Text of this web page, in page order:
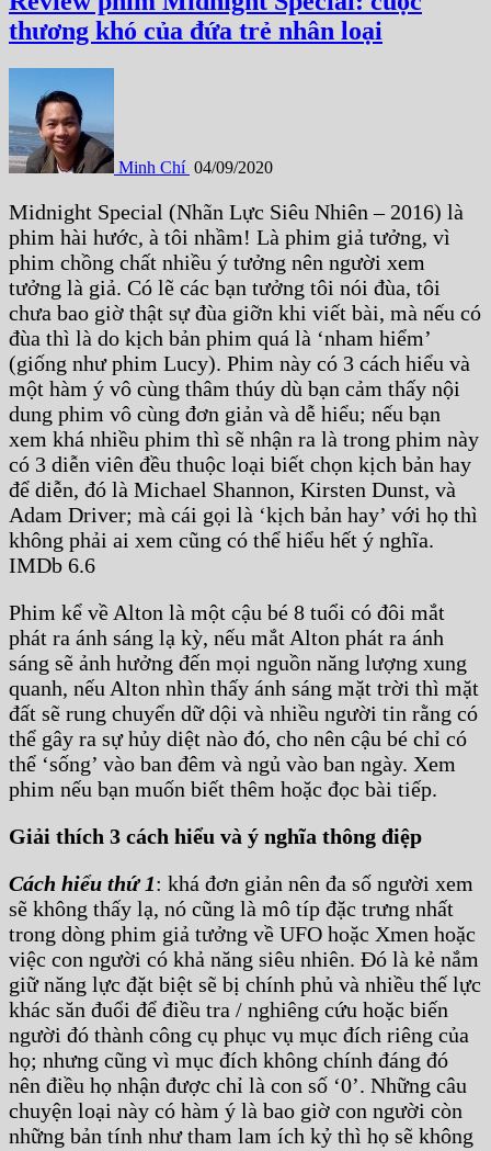
thương khó của đứa trẻ nhân loại
Minh Chí 04/09/2020
Midnight Special (Nhãn Lực Siêu Nhiên – 2016) là
phim hài hước, à tôi nhầm! Là phim giả tưởng, vì
phim chồng chất nhiều ý tưởng nên người xem
tưởng là giả. Có lẽ các bạn tưởng tôi nói đùa, tôi
chưa bao giờ thật sự đùa giỡn khi viết bài, mà nếu có
đùa thì là do kịch bản phim quá là ‘nham hiểm’
(giống như phim Lucy). Phim này có 3 cách hiểu và
một hàm ý vô cùng thâm thúy dù bạn cảm thấy nội
dung phim vô cùng đơn giản và dễ hiểu; nếu bạn
xem khá nhiều phim thì sẽ nhận ra là trong phim này
có 3 diễn viên đều thuộc loại biết chọn kịch bản hay
để diễn, đó là Michael Shannon, Kirsten Dunst, và
Adam Driver; mà cái gọi là ‘kịch bản hay’ với họ thì
không phải ai xem cũng có thể hiểu hết ý nghĩa.
IMDb 6.6
Phim kể về Alton là một cậu bé 8 tuổi có đôi mắt
phát ra ánh sáng lạ kỳ, nếu mắt Alton phát ra ánh
sáng sẽ ảnh hưởng đến mọi nguồn năng lượng xung
quanh, nếu Alton nhìn thấy ánh sáng mặt trời thì mặt
đất sẽ rung chuyển dữ dội và nhiều người tin rằng có
thể gây ra sự hủy diệt nào đó, cho nên cậu bé chỉ có
thể ‘sống’ vào ban đêm và ngủ vào ban ngày. Xem
phim nếu bạn muốn biết thêm hoặc đọc bài tiếp.
Giải thích 3 cách hiểu và ý nghĩa thông điệp
Cách hiểu thứ 1: khá đơn giản nên đa số người xem
sẽ không thấy lạ, nó cũng là mô típ đặc trưng nhất
trong dòng phim giả tưởng về UFO hoặc Xmen hoặc
việc con người có khả năng siêu nhiên. Đó là kẻ nắm
giữ năng lực đặt biệt sẽ bị chính phủ và nhiều thế lực
khác săn đuổi để điều tra / nghiêng cứu hoặc biến
người đó thành công cụ phục vụ mục đích riêng của
họ; nhưng cũng vì mục đích không chính đáng đó
nên điều họ nhận được chỉ là con số ‘0’. Những câu
chuyện loại này có hàm ý là bao giờ con người còn
những bản tính như tham lam ích kỷ thì họ sẽ không